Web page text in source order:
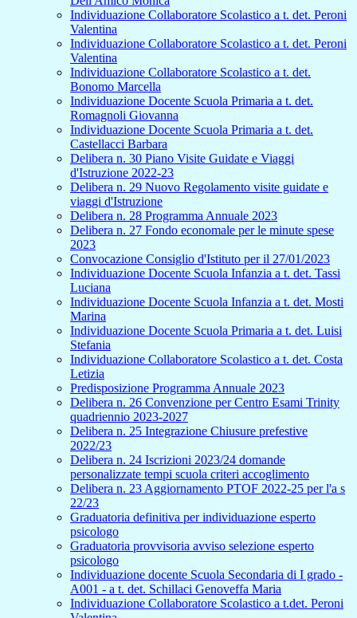
Individuazione Collaboratore Scolastico a t. det. Peroni
Valentina
Individuazione Collaboratore Scolastico a t. det. Peroni
Valentina
Individuazione Collaboratore Scolastico a t. det.
Bonomo Marcella
Individuazione Docente Scuola Primaria a t. det.
Romagnoli Giovanna
Individuazione Docente Scuola Primaria a t. det.
Castellacci Barbara
Delibera n. 30 Piano Visite Guidate e Viaggi
d'Istruzione 2022-23
Delibera n. 29 Nuovo Regolamento visite guidate e
viaggi d'Istruzione
Delibera n. 28 Programma Annuale 2023
Delibera n. 27 Fondo economale per le minute spese
2023
Convocazione Consiglio d'Istituto per il 27/01/2023
Individuazione Docente Scuola Infanzia a t. det. Tassi
Luciana
Individuazione Docente Scuola Infanzia a t. det. Mosti
Marina
Individuazione Docente Scuola Primaria a t. det. Luisi
Stefania
Individuazione Collaboratore Scolastico a t. det. Costa
Letizia
Predisposizione Programma Annuale 2023
Delibera n. 26 Convenzione per Centro Esami Trinity
quadriennio 2023-2027
Delibera n. 25 Integrazione Chiusure prefestive
2022/23
Delibera n. 24 Iscrizioni 2023/24 domande
personalizzate tempi scuola criteri accoglimento
Delibera n. 23 Aggiornamento PTOF 2022-25 per l'a s
22/23
Graduatoria definitiva per individuazione esperto
psicologo
Graduatoria provvisoria avviso selezione esperto
psicologo
Individuazione docente Scuola Secondaria di I grado -
A001 - a t. det. Schillaci Genoveffa Maria
Individuazione Collaboratore Scolastico a t.det. Peroni